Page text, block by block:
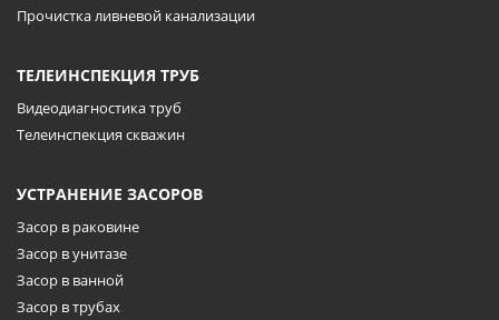
Прочистка ливневой канализации
ТЕЛЕИНСПЕКЦИЯ ТРУБ
Видеодиагностика труб
Телеинспекция скважин
УСТРАНЕНИЕ ЗАСОРОВ
Засор в раковине
Засор в унитазе
Засор в ванной
Засор в трубах